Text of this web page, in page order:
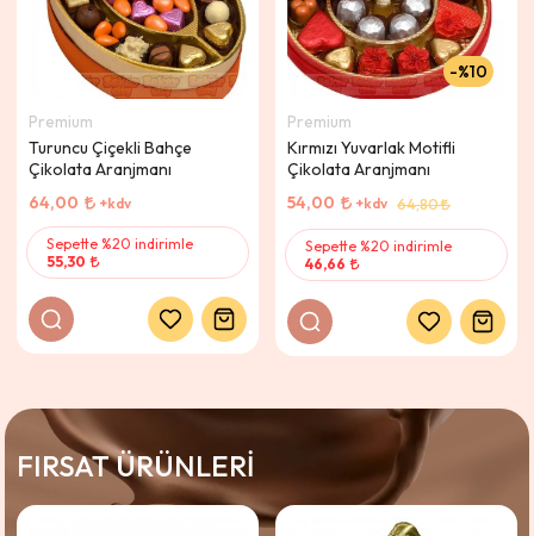
Premium
Turuncu Çiçekli Bahçe
Çikolata Aranjmanı
64,00
+kdv
Sepette %20 indirimle
55,30
Premium
Kırmızı Yuvarlak Motifli
Çikolata Aranjmanı
54,00
+kdv 64,80
%10
Sepette %20 indirimle
46,66
FIRSAT ÜRÜNLERİ